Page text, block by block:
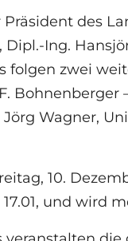
des
Ing.
folgen zwei
Wagner,
10.
und wird